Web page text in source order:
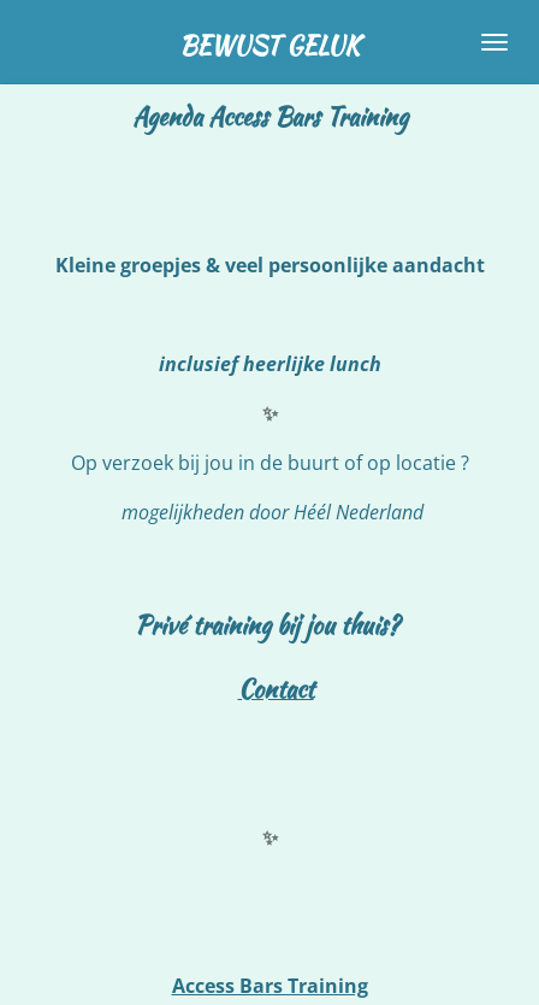
naar
BEWUST GELUK
Agenda Access Bars Training
Kleine groepjes & veel persoonlijke aandacht
inclusief heerlijke lunch
✨
Op verzoek bij jou in de buurt of op locatie ?
mogelijkheden door Héél Nederland
Privé training bij jou thuis?
Contact
✨
Access Bars Training